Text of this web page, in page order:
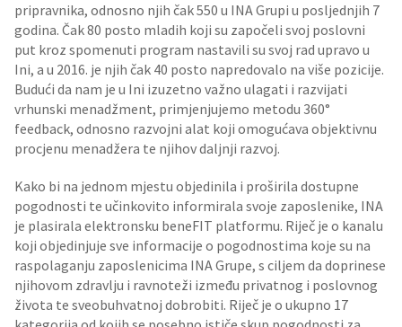
pripravnika, odnosno njih čak 550 u INA Grupi u posljednjih 7
godina. Čak 80 posto mladih koji su započeli svoj poslovni
put kroz spomenuti program nastavili su svoj rad upravo u
Ini, a u 2016. je njih čak 40 posto napredovalo na više pozicije.
Budući da nam je u Ini izuzetno važno ulagati i razvijati
vrhunski menadžment, primjenjujemo metodu 360°
feedback, odnosno razvojni alat koji omogućava objektivnu
procjenu menadžera te njihov daljnji razvoj.
Kako bi na jednom mjestu objedinila i proširila dostupne
pogodnosti te učinkovito informirala svoje zaposlenike, INA
je plasirala elektronsku beneFIT platformu. Riječ je o kanalu
koji objedinjuje sve informacije o pogodnostima koje su na
raspolaganju zaposlenicima INA Grupe, s ciljem da doprinese
njihovom zdravlju i ravnoteži između privatnog i poslovnog
života te sveobuhvatnoj dobrobiti. Riječ je o ukupno 17